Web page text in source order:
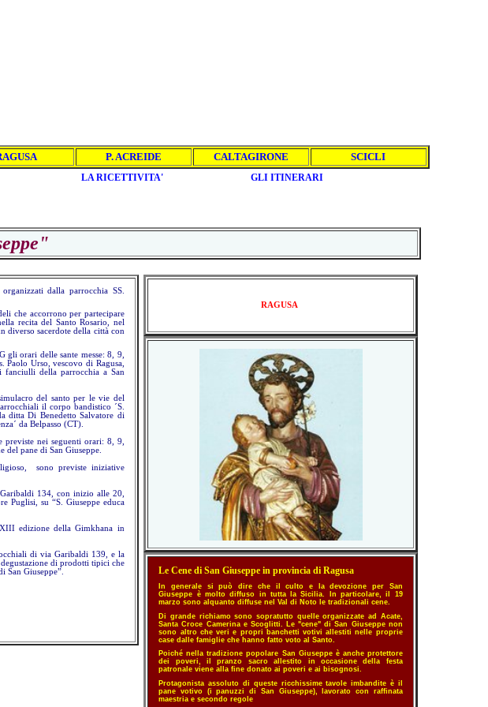
P. ACREIDE CALTAGIRONE SCICLI
LA RICETTIVITA' GLI ITINERARI
dalla parrocchia SS.
che accorrono per partecipare
recita del Santo Rosario, nel
diverso sacerdote della città con
gli orari delle sante messe: 8, 9,
Urso, vescovo di Ragusa,
fanciulli della parrocchia a San
del santo per le vie del
il corpo bandistico ´S.
ditta Di Benedetto Salvatore di
da Belpasso (CT).
nei seguenti orari: 8, 9,
pane di San Giuseppe.
sono previste iniziative
134, con inizio alle 20,
Puglisi, su “S. Giuseppe educa
edizione della Gimkhana in
di via Garibaldi 139, e la
di prodotti tipici che
San Giuseppe”.
RAGUSA
Le Cene di San Giuseppe in provincia di Ragusa
In generale si può dire che il culto e la devozione per San
Giuseppe è molto diffuso in tutta la Sicilia. In particolare, il 19
marzo sono alquanto diffuse nel Val di Noto le tradizionali cene.
Di grande richiamo sono sopratutto quelle organizzate ad Acate,
Santa Croce Camerina e Scoglitti. Le "cene" di San Giuseppe non
sono altro che veri e propri banchetti votivi allestiti nelle proprie
case dalle famiglie che hanno fatto voto al Santo.
Poiché nella tradizione popolare San Giuseppe è anche protettore
dei poveri, il pranzo sacro allestito in occasione della festa
patronale viene alla fine donato ai poveri e ai bisognosi.
Protagonista assoluto di queste ricchissime tavole imbandite è il
pane votivo (i panuzzi di San Giuseppe), lavorato con raffinata
maestria e secondo regole